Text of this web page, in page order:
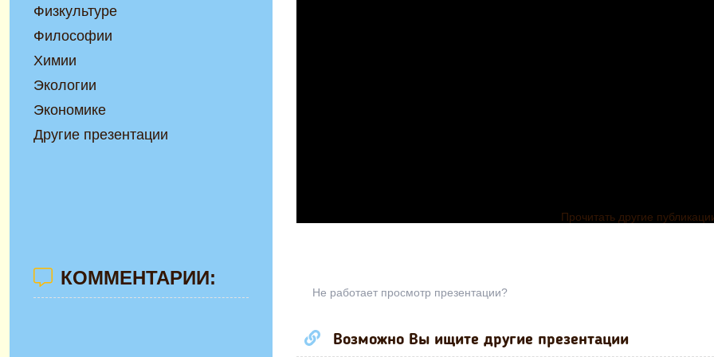
Прочитать другие
Не работает просмотр презентации?
Возможно Вы ищите другие презентации
Физкультуре
Философии
Химии
Экологии
Экономике
Другие презентации
КОММЕНТАРИИ: